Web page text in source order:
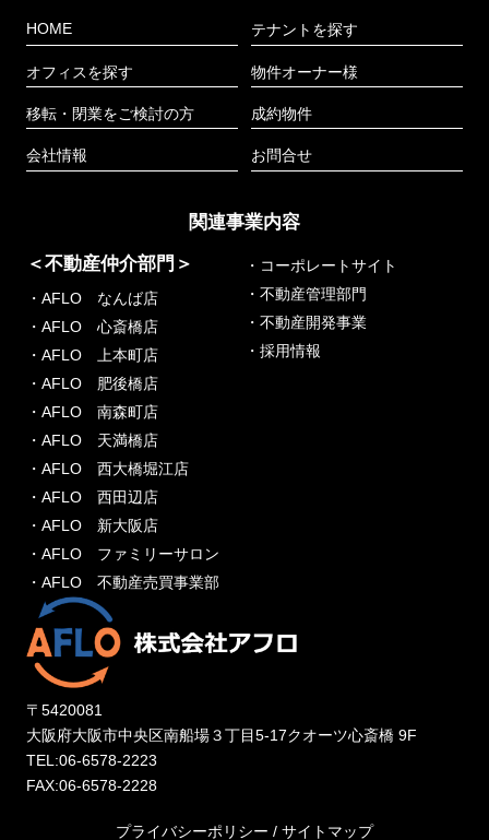
HOME
オフィスを探す
移転・閉業をご検討の方
会社情報
テナントを探す
物件オーナー様
成約物件
お問合せ
関連事業内容
＜不動産仲介部門＞
・AFLO なんば店
・AFLO 心斎橋店
・AFLO 上本町店
・AFLO 肥後橋店
・AFLO 南森町店
・AFLO 天満橋店
・AFLO 西大橋堀江店
・AFLO 西田辺店
・AFLO 新大阪店
・AFLO ファミリーサロン
・AFLO 不動産売買事業部
・コーポレートサイト
・不動産管理部門
・不動産開発事業
・採用情報
〒5420081
大阪府大阪市中央区南船場３丁目5-17クオーツ心斎橋 9F
TEL:06-6578-2223
FAX:06-6578-2228
プライバシーポリシー / サイトマップ